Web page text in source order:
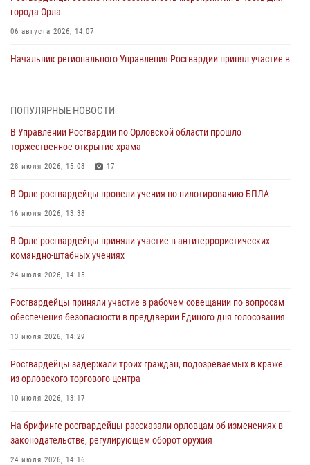
города Орла
06 августа 2026, 14:07
Начальник регионального Управления Росгвардии принял участие в
первое полугодие
05 августа 2026, 13:12
совершении противоправных действий
04 августа 2026, 14:21
В Орле приняли присягу 28 новых росгвардейцев
04 августа 2026, 14:06
предоставлении госуслуг
ПОПУЛЯРНЫЕ НОВОСТИ
В Управлении Росгвардии по Орловской области прошло
торжественное открытие храма
28 июля 2026, 15:08 17
В Орле росгвардейцы провели учения по пилотированию БПЛА
16 июля 2026, 13:38
В Орле росгвардейцы приняли участие в антитеррористических
командно-штабных учениях
24 июля 2026, 14:15
Росгвардейцы приняли участие в рабочем совещании по вопросам
обеспечения безопасности в преддверии Единого дня голосования
13 июля 2026, 14:29
Росгвардейцы задержали троих граждан, подозреваемых в краже
из орловского торгового центра
10 июля 2026, 13:17
На брифинге росгвардейцы рассказали орловцам об изменениях в
законодательстве, регулирующем оборот оружия
24 июля 2026, 14:16